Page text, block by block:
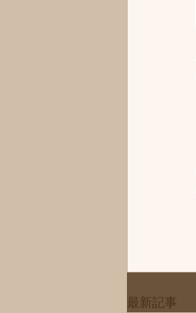
最新記事